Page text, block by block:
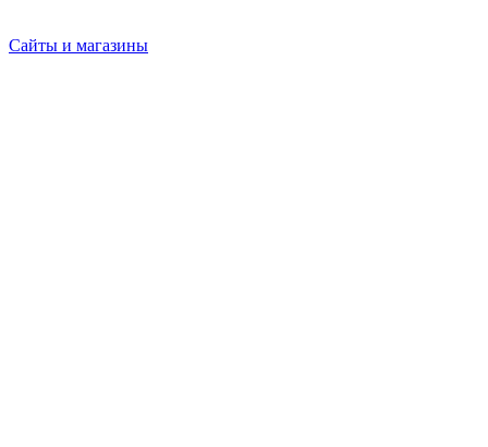
Сайты и магазины